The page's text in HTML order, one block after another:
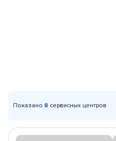
Показано 8 сервисных центров